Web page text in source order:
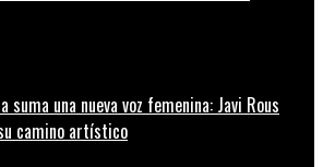
suma una nueva voz femenina: Javi Rous
camino artístico